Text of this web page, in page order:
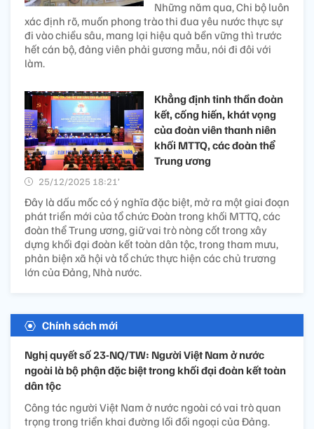
Những năm qua, Chi bộ luôn
xác định rõ, muốn phong trào thi đua yêu nước thực sự
đi vào chiều sâu, mang lại hiệu quả bền vững thì trước
hết cán bộ, đảng viên phải gương mẫu, nói đi đôi với
làm.
Khẳng định tinh thần đoàn
kết, cống hiến, khát vọng
của đoàn viên thanh niên
khối MTTQ, các đoàn thể
Trung ương
25/12/2025 18:21’
Đây là dấu mốc có ý nghĩa đặc biệt, mở ra một giai đoạn
phát triển mới của tổ chức Đoàn trong khối MTTQ, các
đoàn thể Trung ương, giữ vai trò nòng cốt trong xây
dựng khối đại đoàn kết toàn dân tộc, trong tham mưu,
phản biện xã hội và tổ chức thực hiện các chủ trương
lớn của Đảng, Nhà nước.
Chính sách mới
Nghị quyết số 23-NQ/TW: Người Việt Nam ở nước
ngoài là bộ phận đặc biệt trong khối đại đoàn kết toàn
dân tộc
Công tác người Việt Nam ở nước ngoài có vai trò quan
trọng trong triển khai đường lối đối ngoại của Đảng.